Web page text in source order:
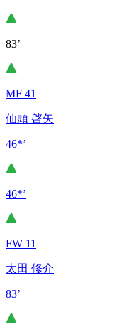
83’
MF 41
仙頭 啓矢
46*’
46*’
FW 11
太田 修介
83’